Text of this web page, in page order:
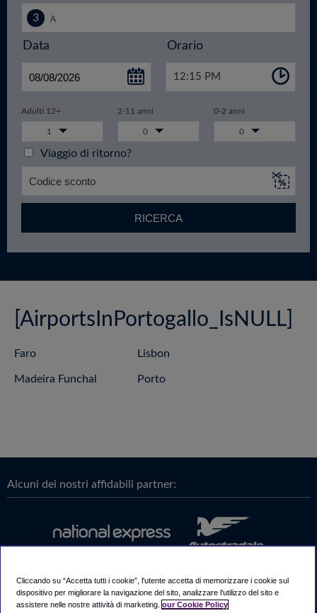
Data Orario
12:15 PM
Adulti 12+ 2-11 anni 0-2 anni
1 0 0
Viaggio di ritorno?
RICERCA
[AirportsInPortogallo_IsNULL]
Faro Lisbon
Madeira Funchal Porto
Alcuni dei nostri affidabili partner:
Cliccando su “Accetta tutti i cookie”, l'utente accetta di memorizzare i cookie sul
dispositivo per migliorare la navigazione del sito, analizzare l'utilizzo del sito e
assistere nelle nostre attività di marketing. our Cookie Policy